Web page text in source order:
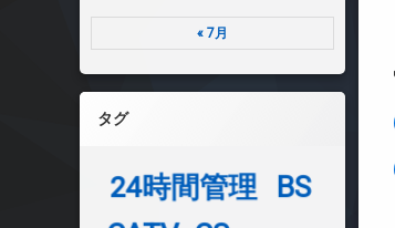
« 7月
タグ
24時間管理
BS